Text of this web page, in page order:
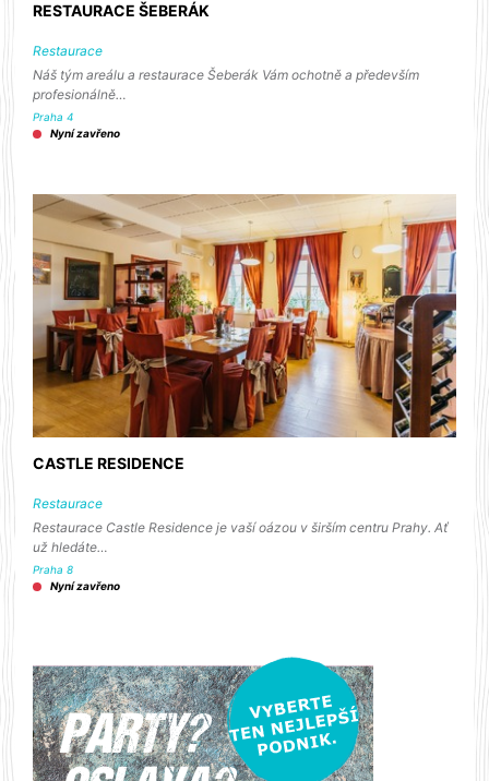
RESTAURACE ŠEBERÁK
Restaurace
Náš tým areálu a restaurace Šeberák Vám ochotně a především
profesionálně…
Praha 4
Nyní zavřeno
CASTLE RESIDENCE
Restaurace
Restaurace Castle Residence je vaší oázou v širším centru Prahy. Ať
už hledáte…
Praha 8
Nyní zavřeno